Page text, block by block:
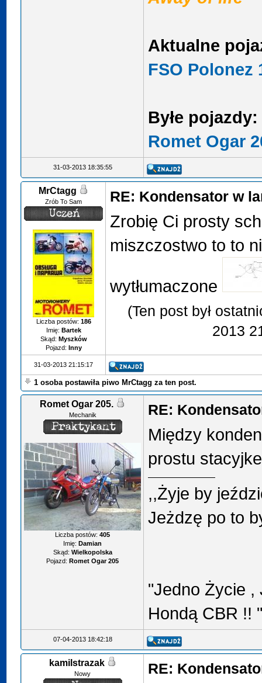
Aktualne
FSO Polonez
Byłe pojazdy:
Romet Ogar
31-03-2013 18:35:55
MrCtagg
Zrób To Sam
Liczba postów: 186
Imię: Bartek
Skąd: Myszków
Pojazd: Inny
RE: Kondensator w
Zrobię Ci prosty
miszczostwo to to
wytłumaczone
(Ten post był
2013
31-03-2013 21:15:17
1 osoba postawiła piwo MrCtagg za ten post.
Romet Ogar 205.
Mechanik
Liczba postów:405
Imię: Damian
Skąd: Wielkopolska
Pojazd: Romet Ogar 205
RE:
Między
prostu
,,Żyje by
Jeżdzę po to
"Jedno Życie ,
Hondą CBR !!
07-04-2013 18:42:18
kamilstrazak
Nowy RE: